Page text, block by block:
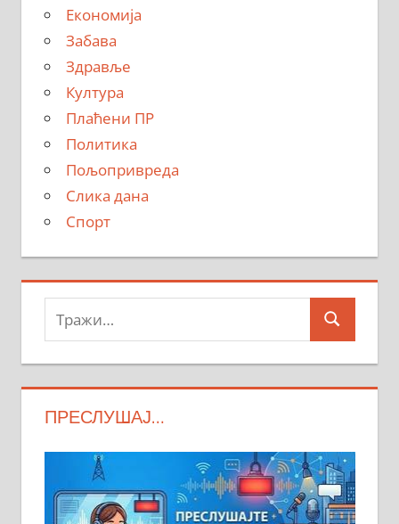
Економија
Забава
Здравље
Култура
Плаћени ПР
Политика
Пољопривреда
Слика дана
Спорт
Тражи:
Search
ПРЕСЛУШАЈ…